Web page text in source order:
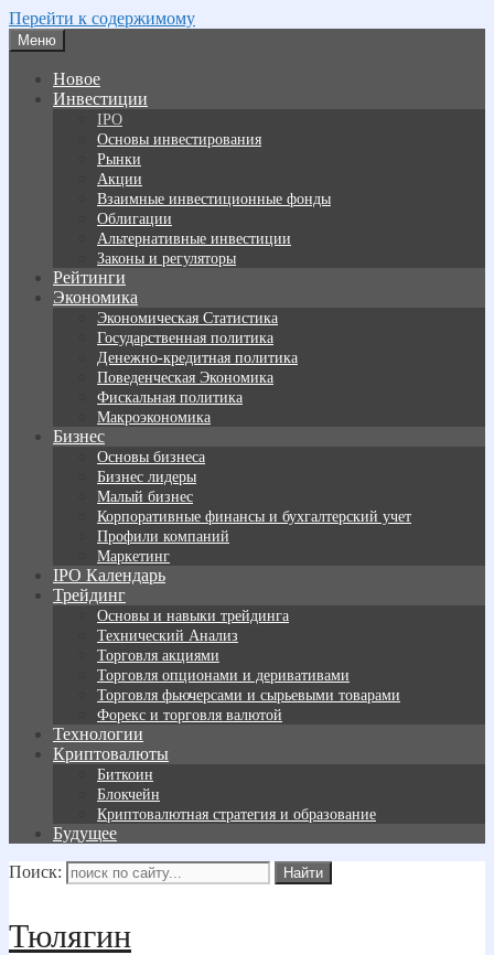
Перейти к содержимому
Меню
Новое
Инвестиции
IPO
Основы инвестирования
Рынки
Акции
Взаимные инвестиционные фонды
Облигации
Альтернативные инвестиции
Законы и регуляторы
Рейтинги
Экономика
Экономическая Статистика
Государственная политика
Денежно-кредитная политика
Поведенческая Экономика
Фискальная политика
Макроэкономика
Бизнес
Основы бизнеса
Бизнес лидеры
Малый бизнес
Корпоративные финансы и бухгалтерский учет
Профили компаний
Маркетинг
IPO Календарь
Трейдинг
Основы и навыки трейдинга
Технический Анализ
Торговля акциями
Торговля опционами и деривативами
Торговля фьючерсами и сырьевыми товарами
Форекс и торговля валютой
Технологии
Криптовалюты
Биткоин
Блокчейн
Криптовалютная стратегия и образование
Будущее
Поиск:
Тюлягин